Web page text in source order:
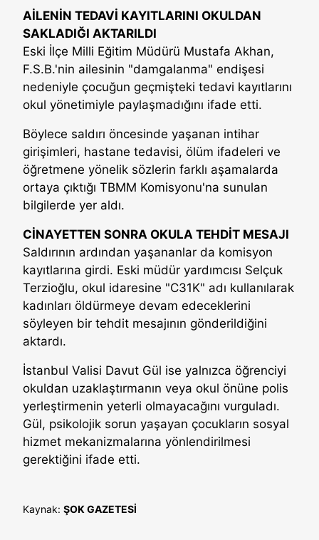
AİLENİN TEDAVİ KAYITLARINI OKULDAN
SAKLADIĞI AKTARILDI
Eski İlçe Milli Eğitim Müdürü Mustafa Akhan,
F.S.B.'nin ailesinin "damgalanma" endişesi
nedeniyle çocuğun geçmişteki tedavi kayıtlarını
okul yönetimiyle paylaşmadığını ifade etti.
Böylece saldırı öncesinde yaşanan intihar
girişimleri, hastane tedavisi, ölüm ifadeleri ve
öğretmene yönelik sözlerin farklı aşamalarda
ortaya çıktığı TBMM Komisyonu'na sunulan
bilgilerde yer aldı.
CİNAYETTEN SONRA OKULA TEHDİT MESAJI
Saldırının ardından yaşananlar da komisyon
kayıtlarına girdi. Eski müdür yardımcısı Selçuk
Terzioğlu, okul idaresine "C31K" adı kullanılarak
kadınları öldürmeye devam edeceklerini
söyleyen bir tehdit mesajının gönderildiğini
aktardı.
İstanbul Valisi Davut Gül ise yalnızca öğrenciyi
okuldan uzaklaştırmanın veya okul önüne polis
yerleştirmenin yeterli olmayacağını vurguladı.
Gül, psikolojik sorun yaşayan çocukların sosyal
hizmet mekanizmalarına yönlendirilmesi
gerektiğini ifade etti.
Kaynak: ŞOK GAZETESİ